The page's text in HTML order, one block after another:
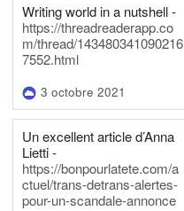
Writing world in a nutshell -
https://threadreaderapp.co
m/thread/143480341090216
7552.html
3 octobre 2021
Un excellent article d’Anna
Lietti -
https://bonpourlatete.com/a
ctuel/trans-detrans-alertes-
pour-un-scandale-annonce